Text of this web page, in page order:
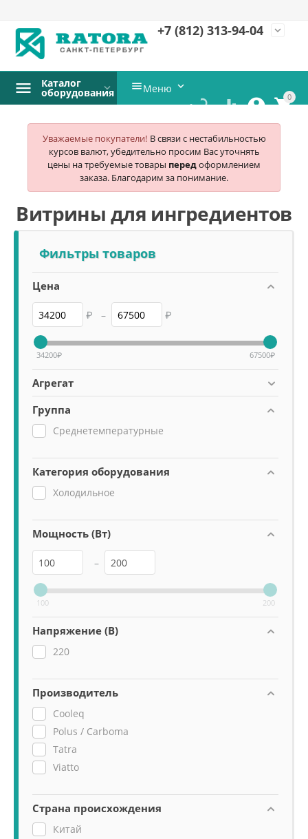
+7 (812) 313-94-04 expand_more
0


 
Каталог
оборудования Меню 
Уважаемые покупатели! В связи с нестабильностью
курсов валют, убедительно просим Вас уточнять
цены на требуемые товары передоформлением
заказа. Благодарим за понимание.
Витрины для ингредиентов
Фильтры товаров
Цена
₽ – ₽
34200₽ 67500₽
Агрегат
Группа
Среднетемпературные
Категория оборудования
Холодильное
Мощность (Вт)
–
100 200
Напряжение (В)
220
Производитель
Cooleq
Polus / Carboma
Tatra
Viatto
Страна происхождения
Китай